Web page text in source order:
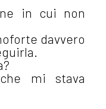
in cui non
davvero
mi stava